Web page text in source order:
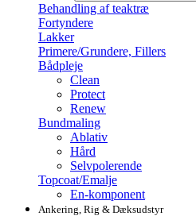
Behandling af teaktræ
Fortyndere
Lakker
Primere/Grundere, Fillers
Bådpleje
Clean
Protect
Renew
Bundmaling
Ablativ
Hård
Selvpolerende
Topcoat/Emalje
En-komponent
Ankering, Rig & Dæksudstyr